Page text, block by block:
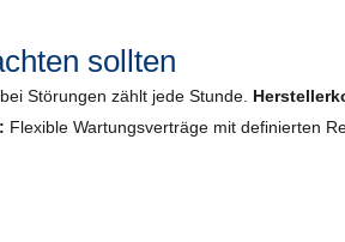
sollten
Störungen zählt jede Stunde.
Flexible Wartungsverträge mit definierten